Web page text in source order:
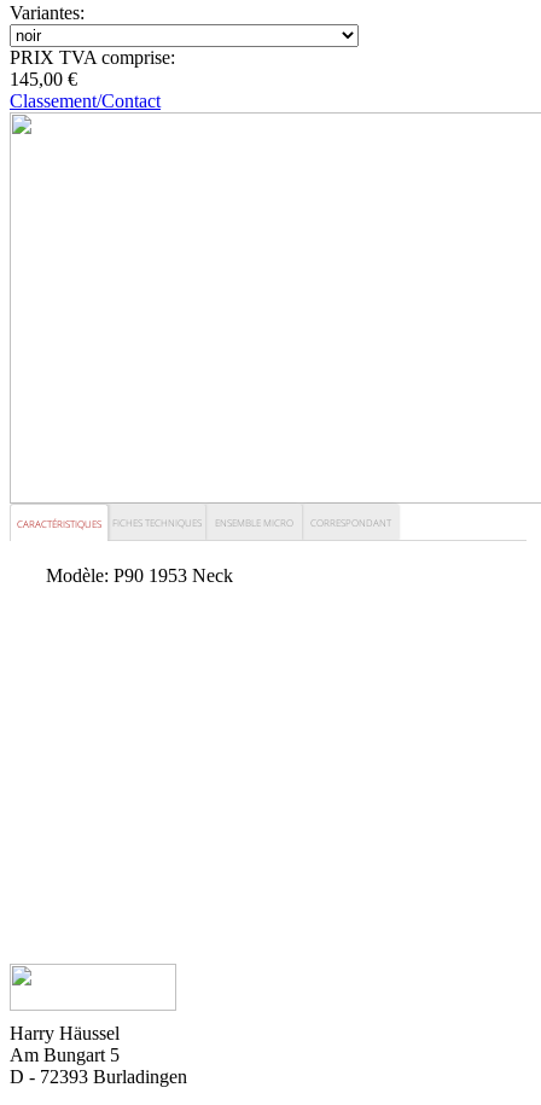
Variantes:
PRIX TVA comprise:
145,00 €
Classement/Contact
CARACTÉRISTIQUES FICHES TECHNIQUES ENSEMBLE MICRO CORRESPONDANT
Modèle: P90 1953 Neck
Harry Häussel
Am Bungart 5
D - 72393 Burladingen